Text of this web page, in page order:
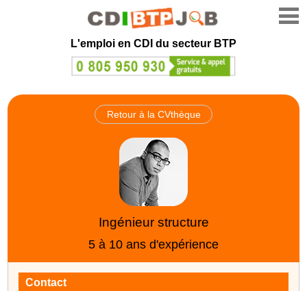
L'emploi en CDI du secteur BTP
Retour à la CVthèque
Ingénieur structure
5 à 10 ans d'expérience
Contact